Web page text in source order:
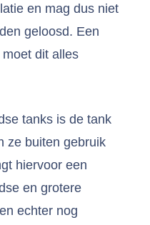
en mag dus niet
geloosd. Een
dit alles
tanks is de tank
ze buiten gebruik
hiervoor een
en grotere
echter nog